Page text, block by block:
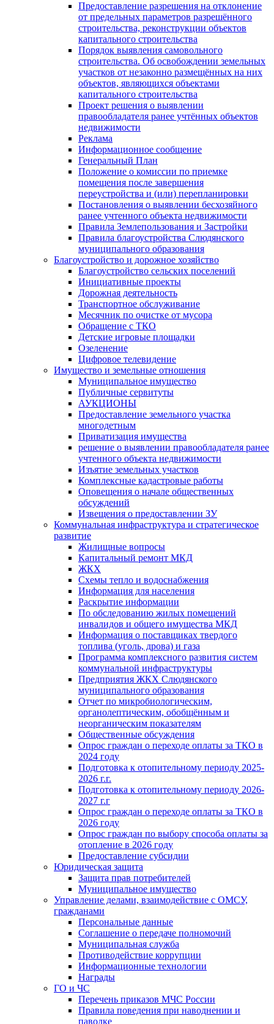
Предоставление разрешения на отклонение
от предельных параметров разрешённого
строительства, реконструкции объектов
капитального строительства
Порядок выявления самовольного
строительства. Об освобождении земельных
участков от незаконно размещённых на них
объектов, являющихся объектами
капитального строительства
Проект решения о выявлении
правообладателя ранее учтённых объектов
недвижимости
Реклама
Информационное сообщение
Генеральный План
Положение о комиссии по приемке
помещения после завершения
переустройства и (или) перепланировки
Постановления о выявлении бесхозяйного
ранее учтенного объекта недвижимости
Правила Землепользования и Застройки
Правила благоустройства Слюдянского
муниципального образования
Благоустройство и дорожное хозяйство
Благоустройство сельских поселений
Инициативные проекты
Дорожная деятельность
Транспортное обслуживание
Месячник по очистке от мусора
Обращение с ТКО
Детские игровые площадки
Озеленение
Цифровое телевидение
Имущество и земельные отношения
Муниципальное имущество
Публичные сервитуты
АУКЦИОНЫ
Предоставление земельного участка
многодетным
Приватизация имущества
решение о выявлении правообладателя ранее
учтенного объекта недвижимости
Изъятие земельных участков
Комплексные кадастровые работы
Оповещения о начале общественных
обсуждений
Извещения о предоставлении ЗУ
Коммунальная инфраструктура и стратегическое
развитие
Жилищные вопросы
Капитальный ремонт МКД
ЖКХ
Схемы тепло и водоснабжения
Информация для населения
Раскрытие информации
По обследованию жилых помещений
инвалидов и общего имущества МКД
Информация о поставщиках твердого
топлива (уголь, дрова) и газа
Программа комплексного развития систем
коммунальной инфраструктуры
Предприятия ЖКХ Слюдянского
муниципального образования
Отчет по микробиологическим,
органолептическим, обобщённым и
неорганическим показателям
Общественные обсуждения
Опрос граждан о переходе оплаты за ТКО в
2024 году
Подготовка к отопительному периоду 2025-
2026 г.г.
Подготовка к отопительному периоду 2026-
2027 г.г
Опрос граждан о переходе оплаты за ТКО в
2026 году
Опрос граждан по выбору способа оплаты за
отопление в 2026 году
Предоставление субсидии
Юридическая защита
Защита прав потребителей
Муниципальное имущество
Управление делами, взаимодействие с ОМСУ,
гражданами
Персональные данные
Соглашение о передаче полномочий
Муниципальная служба
Противодействие коррупции
Информационные технологии
Награды
ГО и ЧС
Перечень приказов МЧС России
Правила поведения при наводнении и
паводке